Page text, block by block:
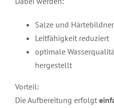
Salze und
Leitfähigkeit reduziert
optimale
hergestellt
Vorteil:
Die Aufbereitung erfolgt